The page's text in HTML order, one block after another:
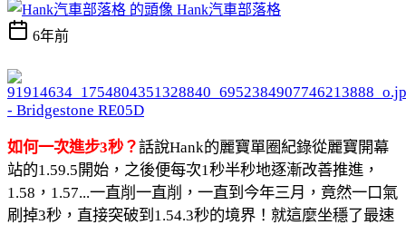
Hank汽車部落格
6年前
如何一次進步3秒？話說Hank的麗寶單圈紀錄從麗寶開幕
站的1.59.5開始，之後便每次1秒半秒地逐漸改善推進，
1.58，1.57...一直削一直削，一直到今年三月，竟然一口氣
刷掉3秒，直接突破到1.54.3秒的境界！就這麼坐穩了最速